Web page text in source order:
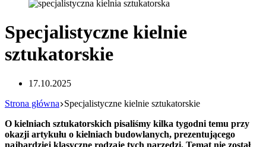
Specjalistyczne kielnie
sztukatorskie
17.10.2025
Strona główna Specjalistyczne kielnie sztukatorskie
O kielniach sztukatorskich pisaliśmy kilka tygodni temu przy
okazji artykułu o kielniach budowlanych, prezentującego
najbardziej klasyczne rodzaje tych narzędzi. Temat nie został